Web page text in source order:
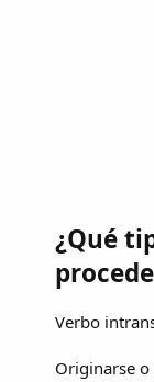
¿Qué
Verbo
Originarse o